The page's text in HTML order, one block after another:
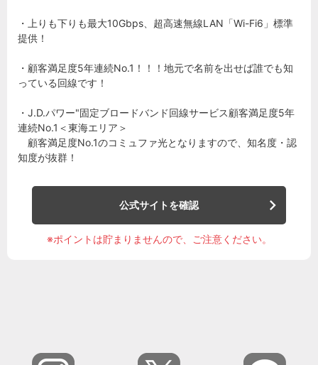
・上りも下りも最大10Gbps、超高速無線LAN「Wi-Fi6」標準
提供！
・顧客満足度5年連続No.1！！！地元で名前を出せば誰でも知
っている回線です！
・J.D.パワー"固定ブロードバンド回線サービス顧客満足度5年
連続No.1＜東海エリア＞
顧客満足度No.1のコミュファ光となりますので、知名度・認
知度が抜群！
公式サイトを確認
※ポイントは貯まりませんので、ご注意ください。